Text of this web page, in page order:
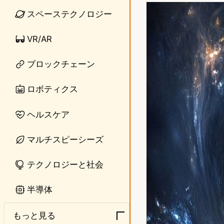
スペーステクノロジー
VR/AR
ブロックチェーン
ロボティクス
ヘルスケア
マルチスピーシーズ
テクノロジーと社会
半導体
もっと見る
s
t
o
d
o